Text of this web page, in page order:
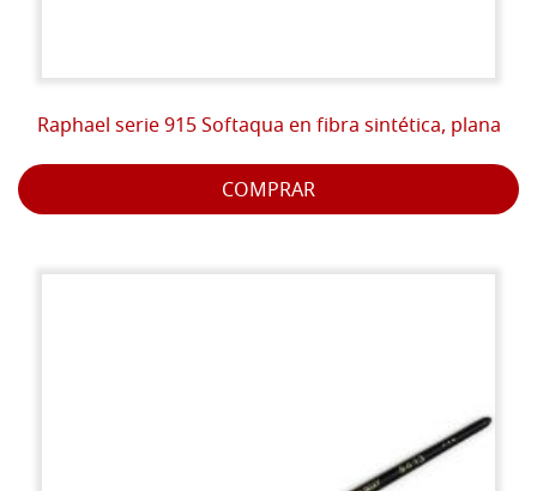
Raphael serie 915 Softaqua en fibra sintética, plana
COMPRAR